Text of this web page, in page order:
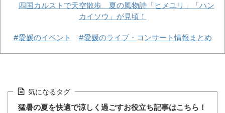
四国カルストで天空散歩 夏の風物詩「ヒメユリ」「ハン
カイソウ」が見頃！
#愛媛のイベント #愛媛のライブ・コンサート情報まとめ
気になるタグ
猛暑の夏を快適で涼しく過ごすお役立ち記事はこちら！